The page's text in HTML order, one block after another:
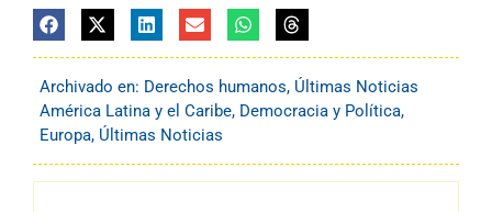
Archivado en: Derechos humanos, Últimas Noticias
América Latina y el Caribe, Democracia y Política,
Europa, Últimas Noticias